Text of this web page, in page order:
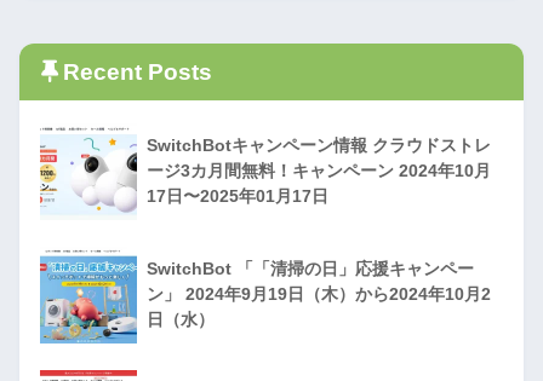
Recent Posts
SwitchBotキャンペーン情報 クラウドストレ
ージ3カ月間無料！キャンペーン 2024年10月
17日〜2025年01月17日
SwitchBot 「「清掃の日」応援キャンペー
ン」 2024年9月19日（木）から2024年10月2
日（水）